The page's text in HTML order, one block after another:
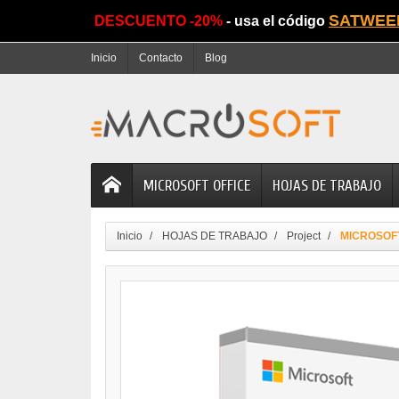
DESCUENTO -20% - usa el código
Inicio Contacto Blog
MICROSOFT OFFICE HOJAS DE TRABAJO
Inicio HOJAS DE TRABAJO Project